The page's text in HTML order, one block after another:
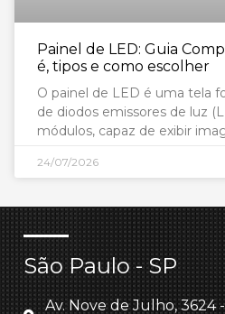
Painel de LED: Guia
é, tipos e como escolher
O painel de LED é uma tela
de diodos emissores de luz
módulos, capaz de exibir
24/07/2026
São Paulo - SP
Av. Nove de Julho, 3624